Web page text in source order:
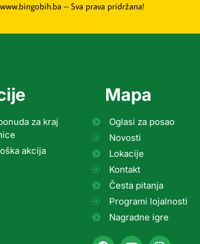
– Sva prava pridržana!
za kraj
akcija
Mapa
Oglasi za posao
Novosti
Lokacije
Kontakt
Česta pitanja
Programi lojalnosti
Nagradne igre